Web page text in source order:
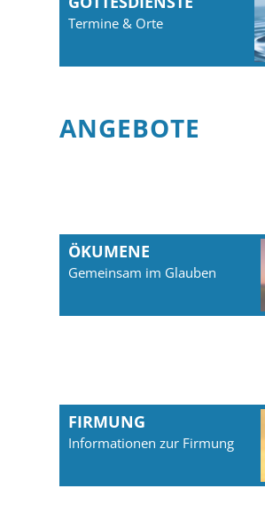
Termine & Orte
ANGEBOTE
ÖKUMENE
Gemeinsam im Glauben
FIRMUNG
Informationen zur Firmung